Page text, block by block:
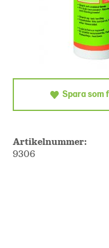
Spara som
Artikelnummer:
9306